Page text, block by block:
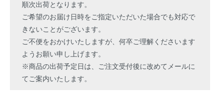
順次出荷となります。
ご希望のお届け日時をご指定いただいた場合でも対応で
きないことがございます。
ご不便をおかけいたしますが、何卒ご理解くださいます
ようお願い申し上げます。
※商品の出荷予定日は、ご注文受付後に改めてメールに
てご案内いたします。